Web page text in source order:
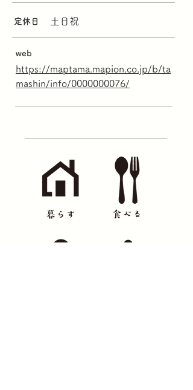
定休日 土日祝
web
https://maptama.mapion.co.jp/b/ta
mashin/info/0000000076/